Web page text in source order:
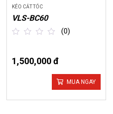
KÉO CẮT TÓC
VLS-BC60
of
5
(0)
1,500,000 đ
MUA NGAY